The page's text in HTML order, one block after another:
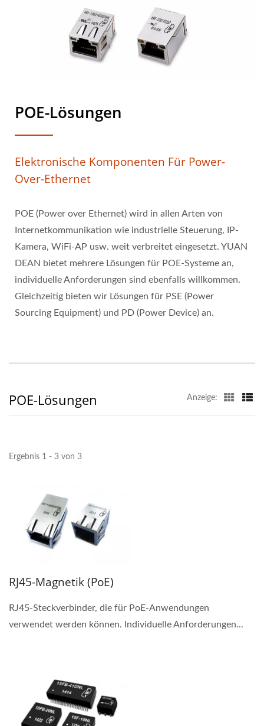
POE-Lösungen
Elektronische Komponenten Für Power-
Over-Ethernet
POE (Power over Ethernet) wird in allen Arten von
Internetkommunikation wie industrielle Steuerung, IP-
Kamera, WiFi-AP usw. weit verbreitet eingesetzt. YUAN
DEAN bietet mehrere Lösungen für POE-Systeme an,
individuelle Anforderungen sind ebenfalls willkommen.
Gleichzeitig bieten wir Lösungen für PSE (Power
Sourcing Equipment) und PD (Power Device) an.
POE-Lösungen Anzeige:
Ergebnis 1 - 3 von 3
RJ45-Magnetik (PoE)
RJ45-Steckverbinder, die für PoE-Anwendungen
verwendet werden können. Individuelle Anforderungen...